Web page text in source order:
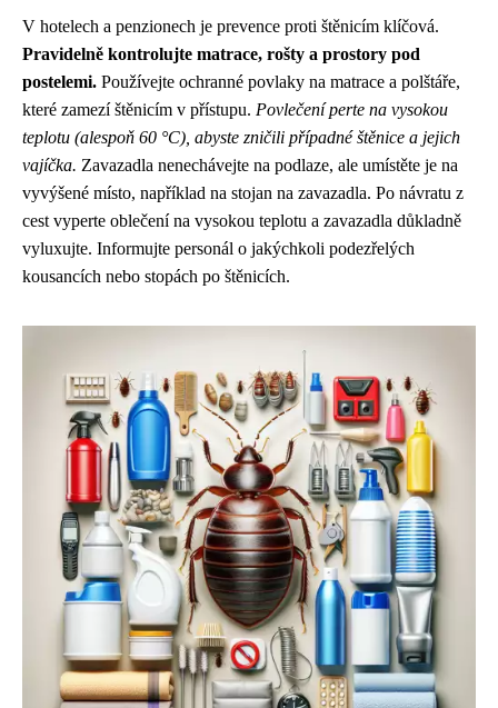
V hotelech a penzionech je prevence proti štěnicím klíčová.
Pravidelně kontrolujte matrace, rošty a prostory pod
postelemi. Používejte ochranné povlaky na matrace a polštáře,
které zamezí štěnicím v přístupu. Povlečení perte na vysokou
teplotu (alespoň 60 °C), abyste zničili případné štěnice a jejich
vajíčka. Zavazadla nenechávejte na podlaze, ale umístěte je na
vyvýšené místo, například na stojan na zavazadla. Po návratu z
cest vyperte oblečení na vysokou teplotu a zavazadla důkladně
vyluxujte. Informujte personál o jakýchkoli podezřelých
kousancích nebo stopách po štěnicích.